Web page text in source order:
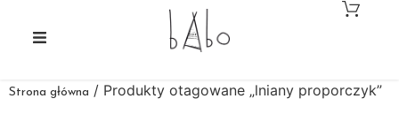
Strona główna / Produkty otagowane „lniany proporczyk”